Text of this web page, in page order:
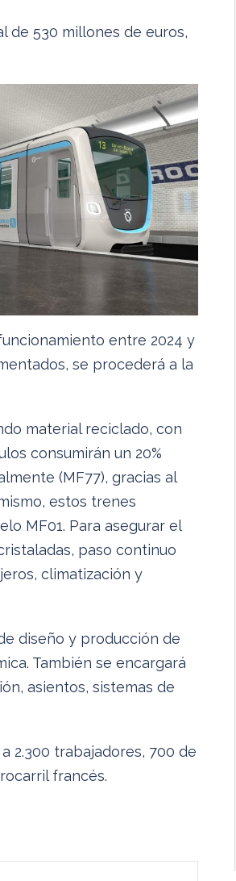
de 530 millones de euros,
entre 2024 y
se procederá a la
material reciclado, con
consumirán un 20%
(MF77), gracias al
estos trenes
MF01. Para asegurar el
paso continuo
climatización y
diseño y producción de
También se encargará
asientos, sistemas de
2.300 trabajadores, 700 de
francés.